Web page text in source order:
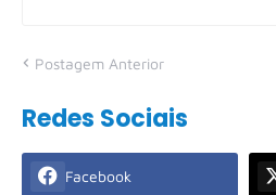
Postagem Anterior
Redes Sociais
Facebook